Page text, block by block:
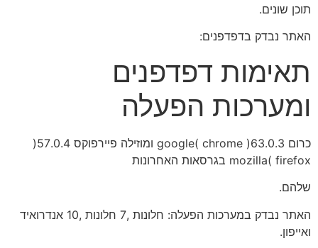
תוכן שונים.
האתר נבדק בדפדפנים:
תאימות דפדפנים
ומערכות הפעלה
כרום 63.0.3( chrome )google ומוזילה פיירפוקס 57.0.4(
firefox )mozilla בגרסאות האחרונות
שלהם.
האתר נבדק במערכות הפעלה: חלונות ,7 חלונות ,10 אנדרואיד
ואייפון.